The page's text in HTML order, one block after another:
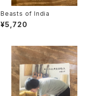
Beasts of India
¥5,720